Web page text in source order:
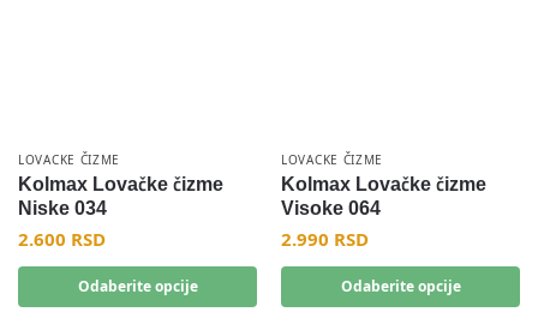
LOVACKE ČIZME
Kolmax Lovačke čizme
Niske 034
2.600 RSD
Odaberite opcije
LOVACKE ČIZME
Kolmax Lovačke čizme
Visoke 064
2.990 RSD
Odaberite opcije